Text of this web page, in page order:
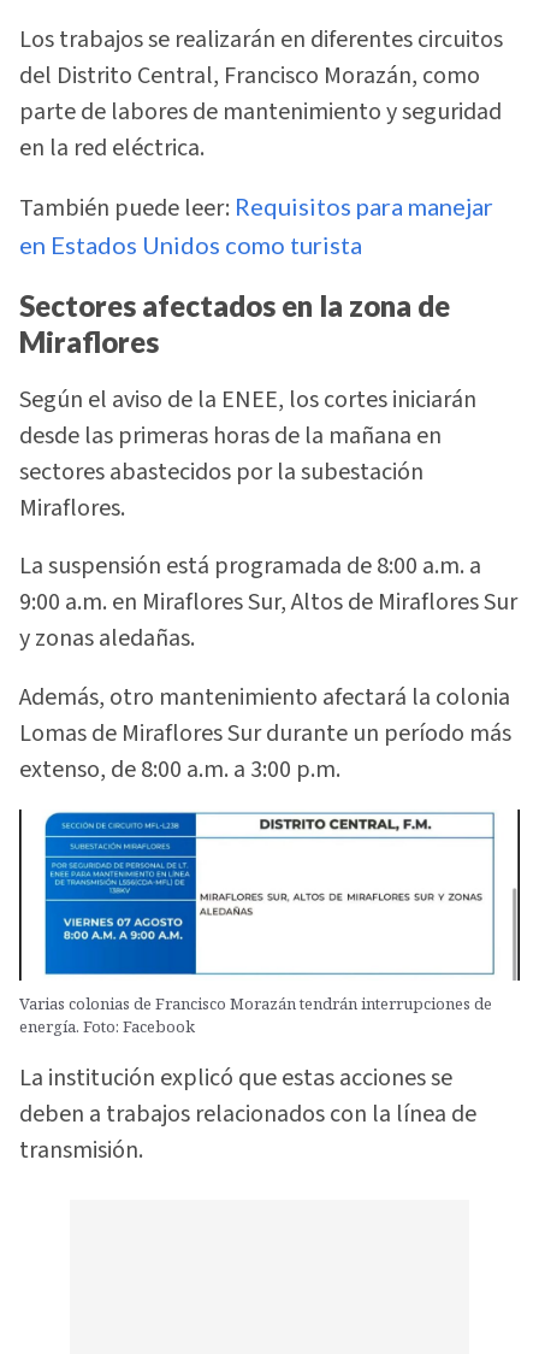
Los trabajos se realizarán en diferentes circuitos
del Distrito Central, Francisco Morazán, como
parte de labores de mantenimiento y seguridad
en la red eléctrica.
También puede leer: Requisitos para manejar
en Estados Unidos como turista
Sectores afectados en la zona de
Miraflores
Según el aviso de la ENEE, los cortes iniciarán
desde las primeras horas de la mañana en
sectores abastecidos por la subestación
Miraflores.
La suspensión está programada de 8:00 a.m. a
9:00 a.m. en Miraflores Sur, Altos de Miraflores Sur
y zonas aledañas.
Además, otro mantenimiento afectará la colonia
Lomas de Miraflores Sur durante un período más
extenso, de 8:00 a.m. a 3:00 p.m.
Varias colonias de Francisco Morazán tendrán interrupciones de
energía. Foto: Facebook
La institución explicó que estas acciones se
deben a trabajos relacionados con la línea de
transmisión.